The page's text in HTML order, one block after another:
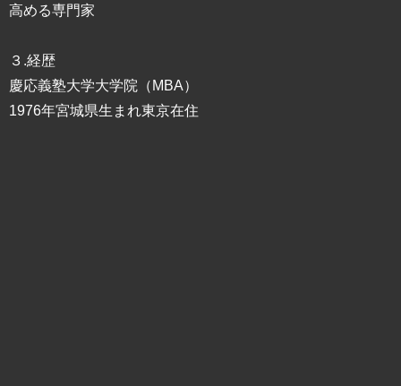
高める専門家
３.経歴
慶応義塾大学大学院（MBA）
1976年宮城県生まれ東京在住